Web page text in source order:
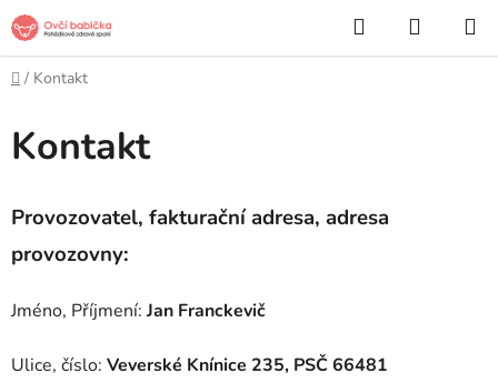
Přejít
na
obsah
Hledat
KOŠÍK
Domů
/ Kontakt
Kontakt
Provozovatel, fakturační adresa, adresa
provozovny:
Jméno, Příjmení: Jan Franckevič
Ulice, číslo: Veverské Knínice 235, PSČ 66481